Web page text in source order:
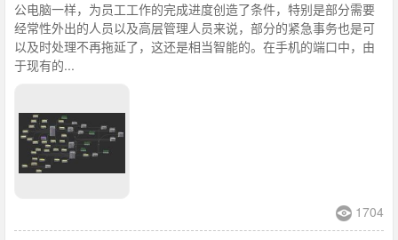
公电脑一样，为员工工作的完成进度创造了条件，特别是部分需要
经常性外出的人员以及高层管理人员来说，部分的紧急事务也是可
以及时处理不再拖延了，这还是相当智能的。在手机的端口中，由
于现有的...
1704